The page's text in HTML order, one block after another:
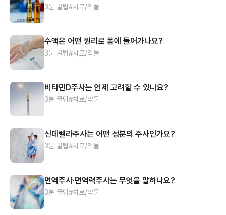
3분 꿀팁#치료/약물
수액은 어떤 원리로 몸에 들어가나요?
3분 꿀팁#치료/약물
비타민D주사는 언제 고려할 수 있나요?
3분 꿀팁#치료/약물
신데렐라주사는 어떤 성분의 주사인가요?
3분 꿀팁#치료/약물
면역주사·면역력주사는 무엇을 말하나요?
3분 꿀팁#치료/약물